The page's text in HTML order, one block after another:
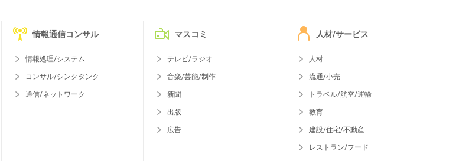
情報通信コンサル
情報処理/システム
コンサル/シンクタンク
通信/ネットワーク
マスコミ
テレビ/ラジオ
音楽/芸能/制作
新聞
出版
広告
人材/サービス
人材
流通/小売
トラベル/航空/運輸
教育
建設/住宅/不動産
レストラン/フード